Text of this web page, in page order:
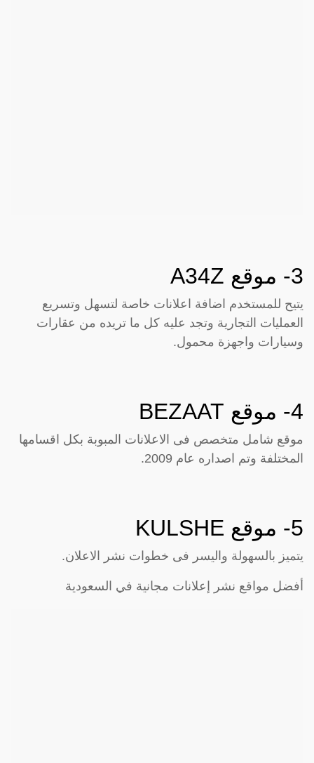
3- موقع A34Z
يتيح للمستخدم اضافة اعلانات خاصة لتسهل وتسريع
العمليات التجارية وتجد عليه كل ما تريده من عقارات
وسيارات واجهزة محمول.
4- موقع BEZAAT
موقع شامل متخصص فى الاعلانات المبوبة بكل اقسامها
المختلفة وتم اصداره عام 2009.
5- موقع KULSHE
يتميز بالسهولة واليسر فى خطوات نشر الاعلان.
أفضل مواقع نشر إعلانات مجانية في السعودية